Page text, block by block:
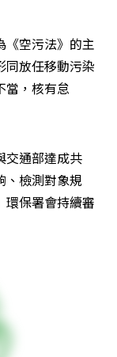
《空污法》的主
同放任移動污染
當，核有怠
交通部達成共
、檢測對象規
環保署會持續審